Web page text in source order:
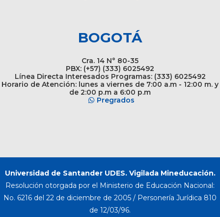
BOGOTÁ
Cra. 14 N° 80-35
PBX: (+57) (333) 6025492
Línea Directa Interesados Programas: (333) 6025492
Horario de Atención: lunes a viernes de 7:00 a.m - 12:00 m. y
de 2:00 p.m a 6:00 p.m
Pregrados
Universidad de Santander UDES. Vigilada Mineducación.
Resolución otorgada por el Ministerio de Educación Nacional:
No. 6216 del 22 de diciembre de 2005 / Personería Jurídica 810
de 12/03/96.